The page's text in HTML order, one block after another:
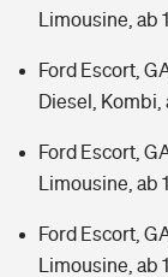
Limousine, ab
Ford Escort,
Diesel, Kombi,
Ford Escort,
Limousine, ab
Ford Escort,
Limousine, ab